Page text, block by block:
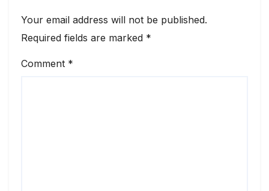
Your email address will not be published.
Required fields are marked *
Comment *